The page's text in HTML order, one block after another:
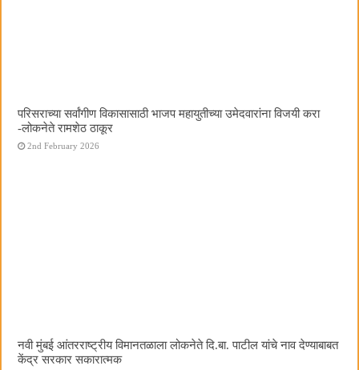
परिसराच्या सर्वांगीण विकासासाठी भाजप महायुतीच्या उमेदवारांना विजयी करा
-लोकनेते रामशेठ ठाकूर
2nd February 2026
नवी मुंबई आंतरराष्ट्रीय विमानतळाला लोकनेते दि.बा. पाटील यांचे नाव देण्याबाबत
केंद्र सरकार सकारात्मक